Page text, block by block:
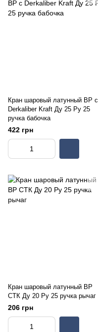
Кран шаровый латунный ВР с
Derkaliber Kraft Ду 25 Ру 25
ручка бабочка
422 грн
Кран шаровый латунный ВР
СТК Ду 20 Ру 25 ручка рычаг
206 грн